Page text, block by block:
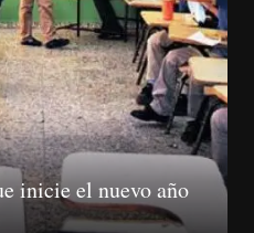
presidente del PRM